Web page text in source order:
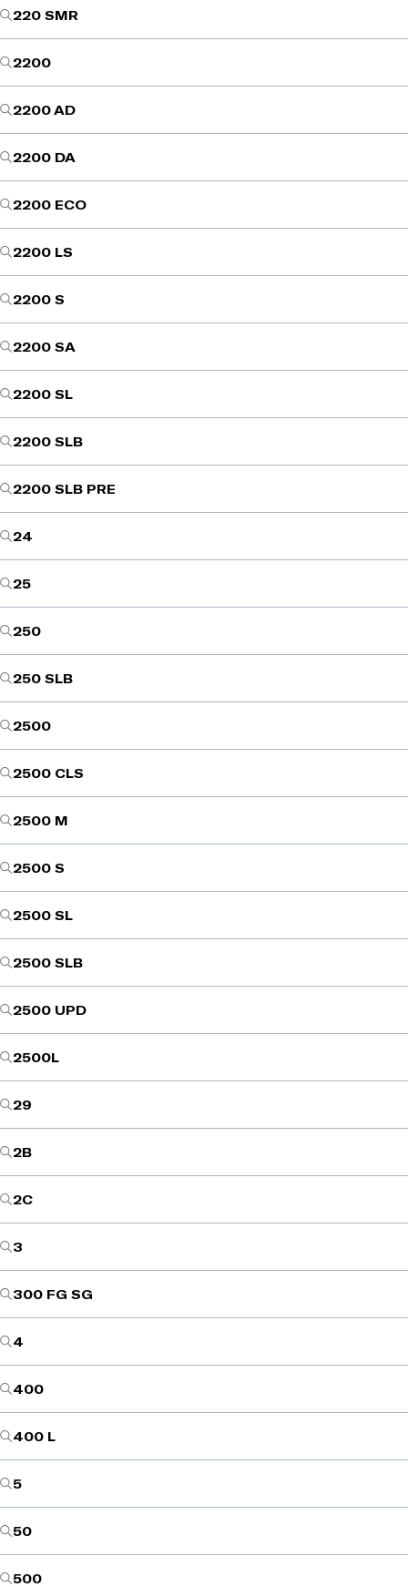
220 SMR
2200
2200 AD
2200 DA
2200 ECO
2200 LS
2200 S
2200 SA
2200 SL
2200 SLB
2200 SLB PRE
24
25
250
250 SLB
2500
2500 CLS
2500 M
2500 S
2500 SL
2500 SLB
2500 UPD
2500L
29
2B
2C
3
300 FG SG
4
400
400 L
5
50
500